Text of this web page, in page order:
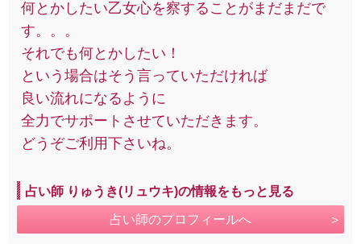
何とかしたい乙女心を察することがまだまだで
す。。。
それでも何とかしたい！
という場合はそう言っていただければ
良い流れになるように
全力でサポートさせていただきます。
どうぞご利用下さいね。
占い師 りゅうき(リュウキ)の情報をもっと見る
占い師のプロフィールへ